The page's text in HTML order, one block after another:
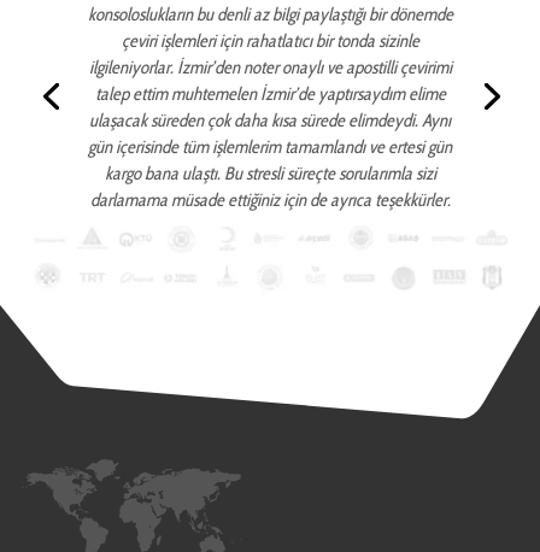
konsoloslukların bu denli az bilgi paylaştığı bir dönemde
çeviri işlemleri için rahatlatıcı bir tonda sizinle
ilgileniyorlar. İzmir’den noter onaylı ve apostilli çevirimi
talep ettim muhtemelen İzmir’de yaptırsaydım elime
ulaşacak süreden çok daha kısa sürede elimdeydi. Aynı
gün içerisinde tüm işlemlerim tamamlandı ve ertesi gün
kargo bana ulaştı. Bu stresli süreçte sorularımla sizi
darlamama müsade ettiğiniz için de ayrıca teşekkürler.